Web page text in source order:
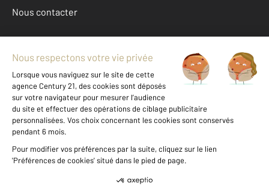
Nous contacter
Mentions légales & CGU et Barèmes d'honoraires
Données personnelles
Gestionnaire des cookies
Achat maison autour de LES ANDELYS (27700)